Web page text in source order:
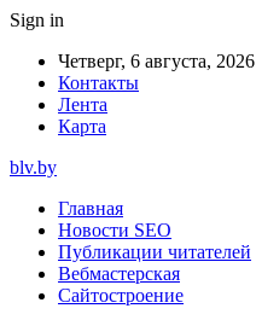
Sign in
Четверг, 6 августа, 2026
Контакты
Лента
Карта
blv.by
Главная
Новости SEO
Публикации читателей
Вебмастерская
Сайтостроение